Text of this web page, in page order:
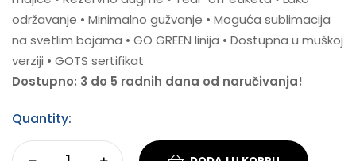
održavanje • Minimalno gužvanje • Moguća sublimacija
na svetlim bojama • GO GREEN linija • Dostupna u muškoj
verziji • GOTS sertifikat
Dostupno: 3 do 5 radnih dana od naručivanja!
Quantity: